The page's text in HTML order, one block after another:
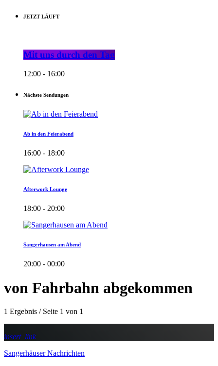
JETZT LÄUFT
Mit uns durch den Tag
12:00 - 16:00
Nächste Sendungen
Ab in den Feierabend
16:00 - 18:00
Afterwork Lounge
18:00 - 20:00
Sangerhausen am Abend
20:00 - 00:00
von Fahrbahn abgekommen
1 Ergebnis / Seite 1 von 1
insert_link
Sangerhäuser Nachrichten